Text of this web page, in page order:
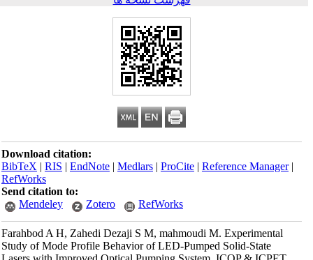
Download citation:
BibTeX|RIS|EndNote|Medlars|ProCite|Reference Manager
RefWorks
Send citation to:
Mendeley
Zotero RefWorks
Farahbod A H, Zahedi Dezaji S M, mahmoudi M. Experimental
Study of Mode Profile Behavior of LED-Pumped Solid-State